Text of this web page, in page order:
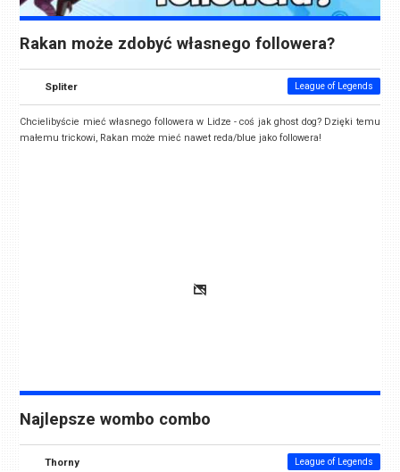
Rakan może zdobyć własnego followera?
Spliter League of Legends
Chcielibyście mieć własnego followera w Lidze - coś jak ghost dog? Dzięki temu
małemu trickowi, Rakan może mieć nawet reda/blue jako followera!
Najlepsze wombo combo
Thorny League of Legends